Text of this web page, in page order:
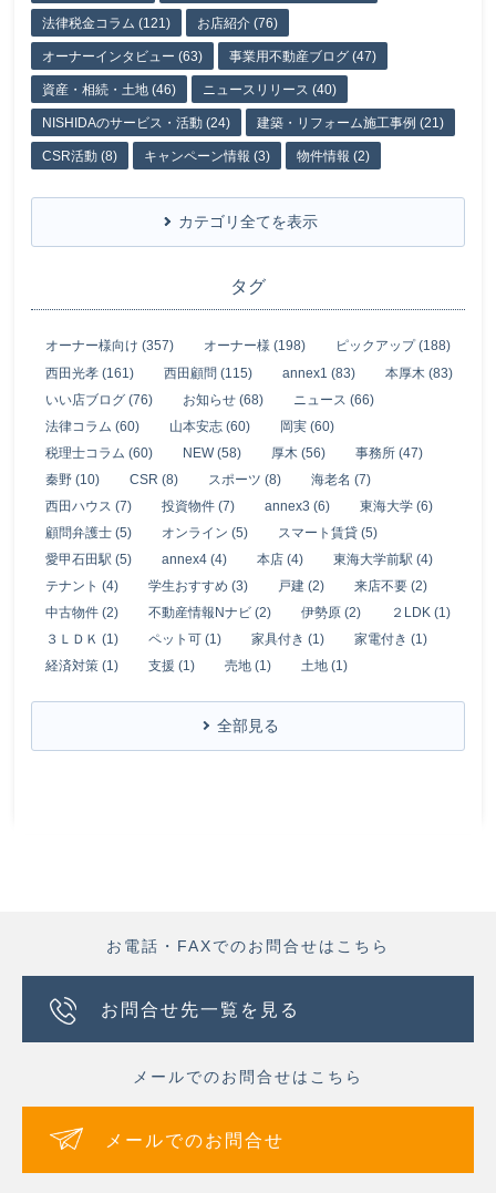
法律税金コラム (121) お店紹介 (76)
オーナーインタビュー (63) 事業用不動産ブログ (47)
資産・相続・土地 (46) ニュースリリース (40)
NISHIDAのサービス・活動 (24) 建築・リフォーム施工事例 (21)
CSR活動 (8) キャンペーン情報 (3) 物件情報 (2)
カテゴリ全てを表示
タグ
オーナー様向け (357) オーナー様 (198)
ピックアップ (188)
西田光孝 (161)
西田顧問 (115) annex1 (83)
本厚木 (83)
いい店ブログ (76)
お知らせ (68)
ニュース (66)
法律コラム (60)
山本安志 (60)
岡実 (60)
税理士コラム (60)
NEW (58) 厚木 (56)
事務所 (47)
秦野 (10)
CSR (8) スポーツ (8)
海老名 (7)
西田ハウス (7)
投資物件 (7) annex3 (6)
東海大学 (6)
顧問弁護士 (5)
オンライン (5)
スマート賃貸 (5)
愛甲石田駅 (5)
annex4 (4) 本店 (4)
東海大学前駅 (4)
テナント (4)
学生おすすめ (3) 戸建 (2)
来店不要 (2)
中古物件 (2)
不動産情報Nナビ (2) 伊勢原 (2)
２LDK (1)
３ＬＤＫ (1)
ペット可 (1) 家具付き (1)
家電付き (1)
経済対策 (1)
支援 (1) 売地 (1) 土地 (1)
全部見る
お電話・FAXでのお問合せはこちら
お問合せ先一覧を見る
メールでのお問合せはこちら
メールでのお問合せ